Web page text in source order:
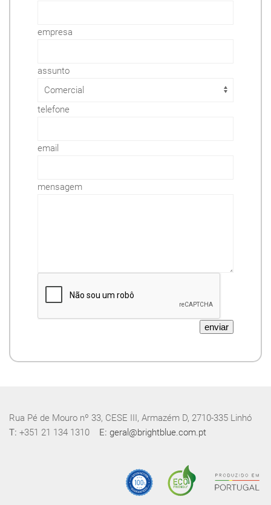
empresa
assunto
telefone
email
mensagem
enviar
Rua Pé de Mouro nº 33, CESE III, Armazém D, 2710-335 Linhó
T: +351 21 134 1310 E: geral@brightblue.com.pt